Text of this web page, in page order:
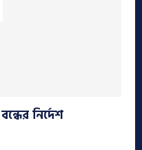
নির্দেশ